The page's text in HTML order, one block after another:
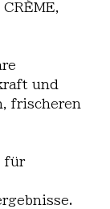
und
frischeren
für